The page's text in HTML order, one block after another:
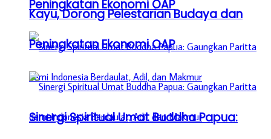
Peningkatan Ekonomi OAP
Sinergi Spiritual Umat Buddha Papua:
Kayu, Dorong Pelestarian Budaya dan
Peningkatan Ekonomi OAP